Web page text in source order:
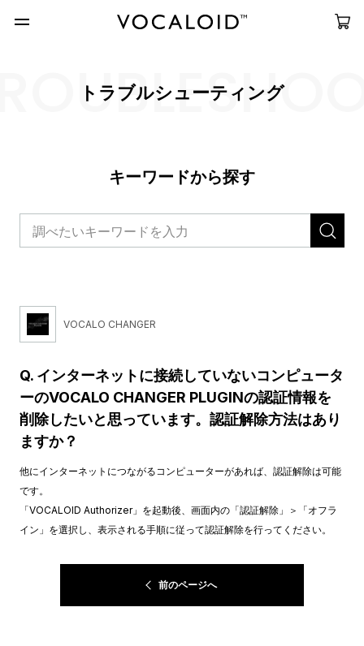
トラブルシューティング
キーワードから探す
VOCALO CHANGER
Q. インターネットに接続していないコンピュータ
ーのVOCALO CHANGER PLUGINの認証情報を
削除したいと思っています。認証解除方法はあり
ますか？
他にインターネットにつながるコンピューターがあれば、認証解除は可能
です。
「VOCALOID Authorizer」を起動後、画面内の「認証解除」＞「オフラ
イン」を選択し、表示される手順に従って認証解除を行ってください。
前のページへ